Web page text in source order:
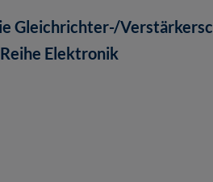
Gleichrichter-/
Elektronik